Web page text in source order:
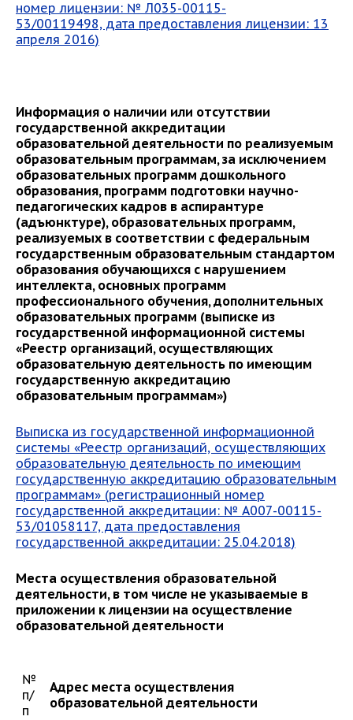
номер лицензии: № Л035-00115-
53/00119498, дата предоставления лицензии: 13
апреля 2016)
Информация о наличии или отсутствии
государственной аккредитации
образовательной деятельности по реализуемым
образовательным программам, за исключением
образовательных программ дошкольного
образования, программ подготовки научно-
педагогических кадров в аспирантуре
(адъюнктуре), образовательных программ,
реализуемых в соответствии с федеральным
государственным образовательным стандартом
образования обучающихся с нарушением
интеллекта, основных программ
профессионального обучения, дополнительных
образовательных программ (выписке из
государственной информационной системы
«Реестр организаций, осуществляющих
образовательную деятельность по имеющим
государственную аккредитацию
образовательным программам»)
Выписка из государственной информационной
системы «Реестр организаций, осуществляющих
образовательную деятельность по имеющим
государственную аккредитацию образовательным
программам» (регистрационный номер
государственной аккредитации: № А007-00115-
53/01058117, дата предоставления
государственной аккредитации: 25.04.2018)
Места осуществления образовательной
деятельности, в том числе не указываемые в
приложении к лицензии на осуществление
образовательной деятельности
№
п/
п
Адрес места осуществления
образовательной деятельности